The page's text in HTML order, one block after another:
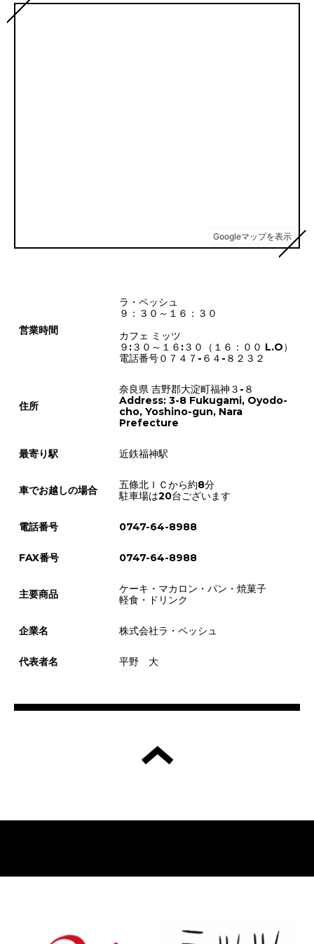
営業時間
ラ・ペッシュ
９：３０～１６：３０
カフェ ミッツ
９:３０～１６:３０（１６：００ L.O）
電話番号０７４７-６４-８２３２
住所
奈良県 吉野郡大淀町福神３-８
Address: 3-8 Fukugami, Oyodo-
cho, Yoshino-gun, Nara
Prefecture
最寄り駅 近鉄福神駅
車でお越しの場合
五條北ＩＣから約8分
駐車場は20台ございます
電話番号 0747-64-8988
FAX番号 0747-64-8988
主要商品
ケーキ・マカロン・パン・焼菓子
軽食・ドリンク
企業名 株式会社ラ・ペッシュ
代表者名 平野 大